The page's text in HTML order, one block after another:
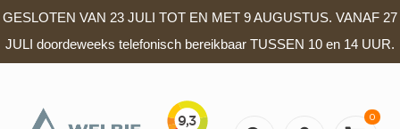
GESLOTEN VAN 23 JULI TOT EN MET 9 AUGUSTUS. VANAF 27
JULI doordeweeks telefonisch bereikbaar TUSSEN 10 en 14 UUR.
0